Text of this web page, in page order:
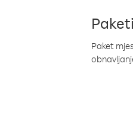
Paket